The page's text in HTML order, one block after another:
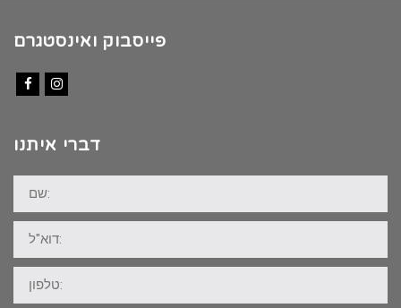
פייסבוק ואינסטגרם
דברי איתנו
שם:
דוא"ל:
טלפון: